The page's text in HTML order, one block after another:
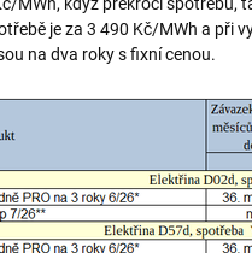
je za 3 490 Kč/MWh a při
na dva roky s fixní cenou.